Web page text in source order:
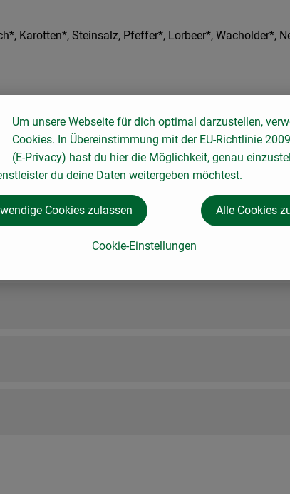
Karotten*, Steinsalz, Pfeffer*, Lorbeer*, Wacholder*,
Um unsere Webseite für dich optimal darzustellen,
Cookies. In Übereinstimmung mit der EU-Richtlinie
(E-Privacy) hast du hier die Möglichkeit, genau
du deine Daten weitergeben möchtest.
Cookie-Einstellungen
Cookies zulassen Alle Cookies